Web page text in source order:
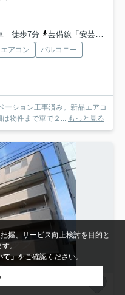
徒歩7分
芸備線「安芸矢口」駅 徒歩21分
エアコン
バルコニー
ーション工事済み。新品エアコ
物件まで車で２... もっと見る
握、サービス向上検討を目的と
。
て」をご確認ください。